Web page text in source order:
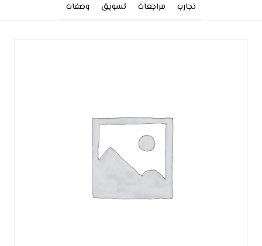
تجارب مراجعات تسويق وصفات